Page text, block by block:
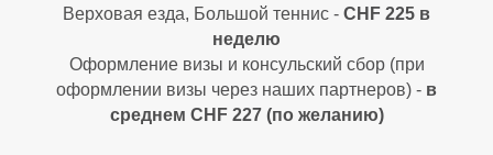
Верховая езда, Большой теннис - CHF 225 в
неделю
Оформление визы и консульский сбор (при
оформлении визы через наших партнеров) - в
среднем CHF 227 (по желанию)